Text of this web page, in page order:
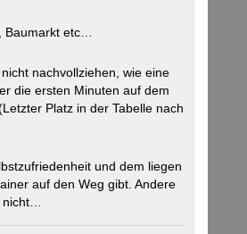
Baumarkt etc…
nachvollziehen, wie eine
die ersten Minuten auf dem
Platz in der Tabelle nach
und dem liegen
auf den Weg gibt. Andere